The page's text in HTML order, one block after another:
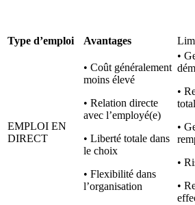
Type d’emploi Avantages
EMPLOI EN
DIRECT
• Coût généralement
moins élevé
• Relation directe
avec l’employé(e)
• Liberté totale dans
le choix
• Flexibilité dans
l’organisation
•
•
•
•
•